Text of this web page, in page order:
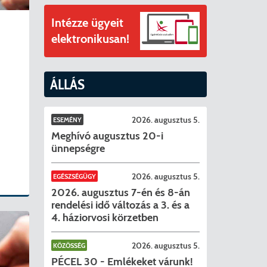
ütem
nyert az alábbi projekt vonatkozásában.
díjak
tanév
Intézze ügyeit
elektronikusan!
ÁLLÁS
ESEMÉNY 2026. augusztus 5.
Meghívó augusztus 20-i
ünnepségre
EGÉSZSÉGÜGY 2026. augusztus 5.
2026. augusztus 7-én és 8-án
rendelési idő változás a 3. és a
4. háziorvosi körzetben
KÖZÖSSÉG 2026. augusztus 5.
PÉCEL 30 - Emlékeket várunk!